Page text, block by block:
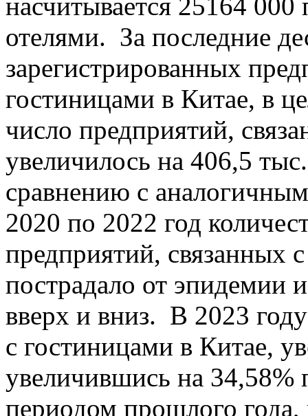
отелями. За последние
зарегистрированных
гостиницами в Китае, в
число предприятий,
увеличилось на 406,5
сравнению с
2020 по 2022 год
предприятий, связанных
пострадало от эпидемии
вверх и вниз. В 2023
с гостиницами в Китае,
увеличившись на
периодом прошлого года,